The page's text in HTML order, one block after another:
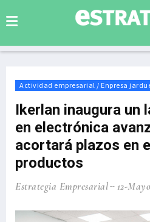
Actividad empresarial / Enpresa
Ikerlan inaugura un
en electrónica
acortará plazos en
productos
Estrategia Empresarial 12-